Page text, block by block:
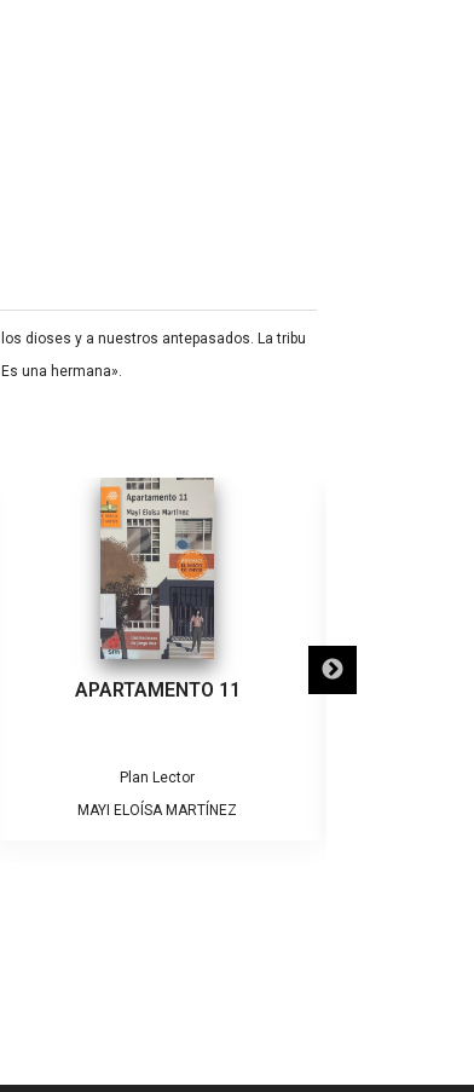
dioses y a nuestros antepasados. La tribu
una hermana».
APARTAMENTO 11
Plan Lector
MAYI ELOÍSA MARTÍNEZ